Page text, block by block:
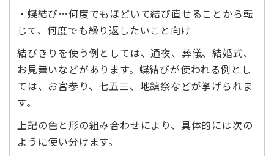
・蝶結び…何度でもほどいて結び直せることから転
じて、何度でも繰り返したいこと向け
結びきりを使う例としては、通夜、葬儀、結婚式、
お見舞いなどがあります。蝶結びが使われる例とし
ては、お宮参り、七五三、地鎮祭などが挙げられま
す。
上記の色と形の組み合わせにより、具体的には次の
ように使い分けます。